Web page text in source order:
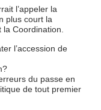
l’appeler la
plus court la
la Coordination.
l’accession de
du passe en
de tout premier